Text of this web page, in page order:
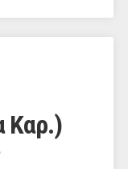
Καρ.)